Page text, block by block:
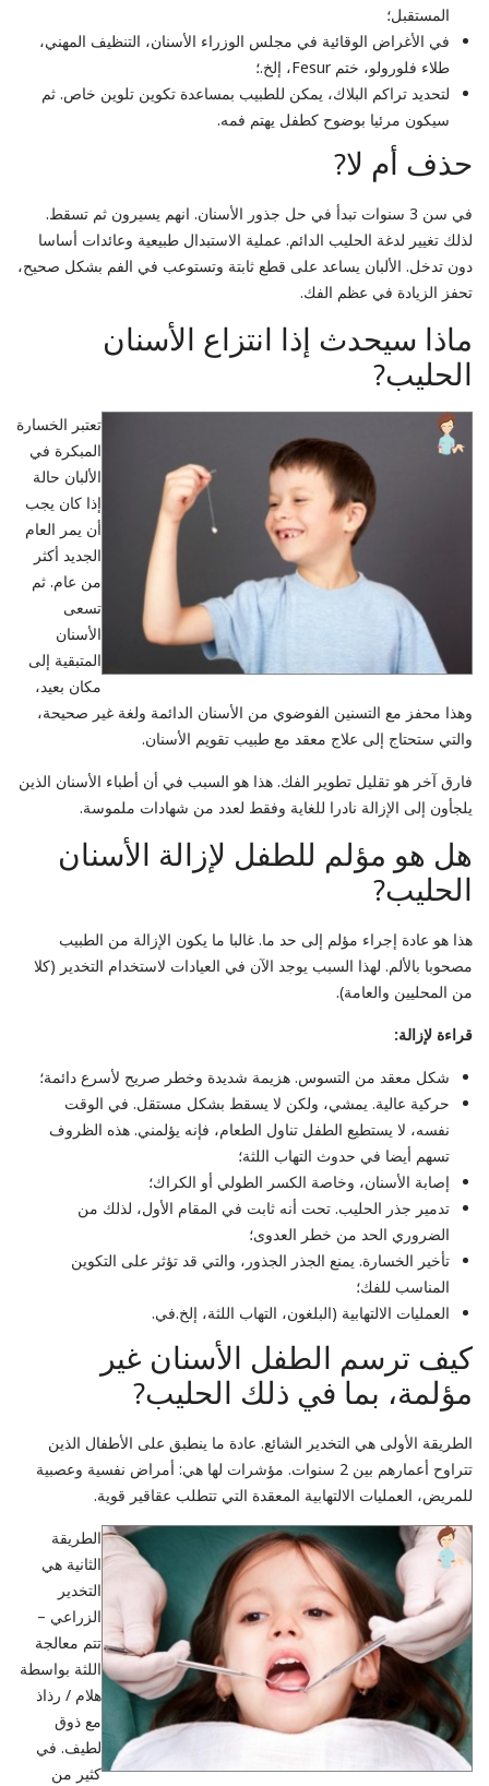
المستقبل؛
في الأغراض الوقائية في مجلس الوزراء الأسنان، التنظيف المهني،
طلاء فلورولو، ختم Fesur، إلخ.؛
لتحديد تراكم البلاك، يمكن للطبيب بمساعدة تكوين تلوين خاص. ثم
سيكون مرئيا بوضوح كطفل يهتم فمه.
حذف أم لا?
في سن 3 سنوات تبدأ في حل جذور الأسنان. انهم يسيرون ثم تسقط.
لذلك تغيير لدغة الحليب الدائم. عملية الاستبدال طبيعية وعائدات أساسا
دون تدخل. الألبان يساعد على قطع ثابتة وتستوعب في الفم بشكل صحيح،
تحفز الزيادة في عظم الفك.
ماذا سيحدث إذا انتزاع الأسنان
الحليب?
تعتبر الخسارة
المبكرة في
الألبان حالة
إذا كان يجب
أن يمر العام
الجديد أكثر
من عام. ثم
تسعى
الأسنان
المتبقية إلى
مكان بعيد،
وهذا محفز مع التسنين الفوضوي من الأسنان الدائمة ولغة غير صحيحة،
والتي ستحتاج إلى علاج معقد مع طبيب تقويم الأسنان.
فارق آخر هو تقليل تطوير الفك. هذا هو السبب في أن أطباء الأسنان الذين
يلجأون إلى الإزالة نادرا للغاية وفقط لعدد من شهادات ملموسة.
هل هو مؤلم للطفل لإزالة الأسنان
الحليب?
هذا هو عادة إجراء مؤلم إلى حد ما. غالبا ما يكون الإزالة من الطبيب
مصحوبا بالألم. لهذا السبب يوجد الآن في العيادات لاستخدام التخدير (كلا
من المحليين والعامة).
قراءة لإزالة:
شكل معقد من التسوس. هزيمة شديدة وخطر صريح لأسرع دائمة؛
حركية عالية. يمشي، ولكن لا يسقط بشكل مستقل. في الوقت
نفسه، لا يستطيع الطفل تناول الطعام، فإنه يؤلمني. هذه الظروف
تسهم أيضا في حدوث التهاب اللثة؛
إصابة الأسنان، وخاصة الكسر الطولي أو الكراك؛
تدمير جذر الحليب. تحت أنه ثابت في المقام الأول، لذلك من
الضروري الحد من خطر العدوى؛
تأخير الخسارة. يمنع الجذر الجذور، والتي قد تؤثر على التكوين
المناسب للفك؛
العمليات الالتهابية (البلغون، التهاب اللثة، إلخ.في.
كيف ترسم الطفل الأسنان غير
مؤلمة، بما في ذلك الحليب?
الطريقة الأولى هي التخدير الشائع. عادة ما ينطبق على الأطفال الذين
تتراوح أعمارهم بين 2 سنوات. مؤشرات لها هي: أمراض نفسية وعصبية
للمريض، العمليات الالتهابية المعقدة التي تتطلب عقاقير قوية.
الطريقة
الثانية هي
التخدير
الزراعي –
تتم معالجة
اللثة بواسطة
هلام / رذاذ
مع ذوق
لطيف. في
كثير من